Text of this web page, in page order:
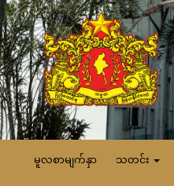
မူလစာမျက်နှာ သတင်း